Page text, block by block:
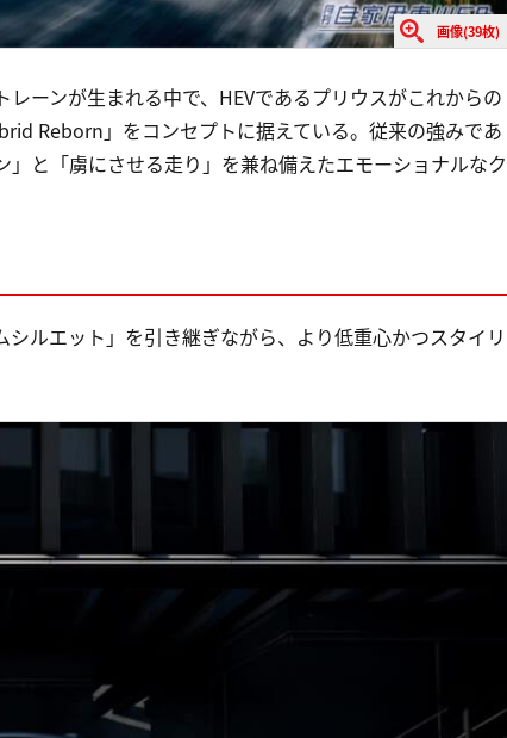
画像(39枚)
ーンが生まれる中で、HEVであるプリウスがこれからの
Reborn」をコンセプトに据えている。従来の強みであ
と「虜にさせる走り」を兼ね備えたエモーショナルなク
ルエット」を引き継ぎながら、より低重心かつスタイリ